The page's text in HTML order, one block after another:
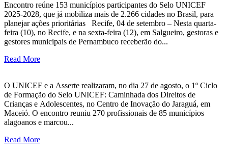
Encontro reúne 153 municípios participantes do Selo UNICEF
2025-2028, que já mobiliza mais de 2.266 cidades no Brasil, para
planejar ações prioritárias Recife, 04 de setembro – Nesta quarta-
feira (10), no Recife, e na sexta-feira (12), em Salgueiro, gestoras e
gestores municipais de Pernambuco receberão do...
Read More
O UNICEF e a Asserte realizaram, no dia 27 de agosto, o 1º Ciclo
de Formação do Selo UNICEF: Caminhada dos Direitos de
Crianças e Adolescentes, no Centro de Inovação do Jaraguá, em
Maceió. O encontro reuniu 270 profissionais de 85 municípios
alagoanos e marcou...
Read More